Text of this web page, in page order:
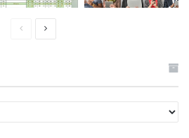
PrethodnaNaredna